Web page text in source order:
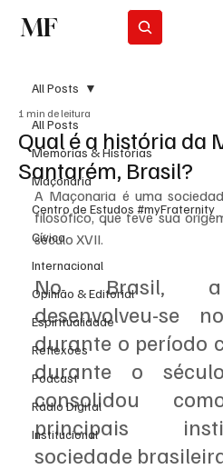
MF
All Posts
Memórias & Histórias
Maçonaria
Centro de Estudos #myFraternity
Cívico
Internacional
Opinião & Editorial
Espiritualidade
Reflexões
Podcast
Rádio Digital
Institucional
All Posts
Qual é a história da
Santarém, Brasil?
1 min de leitura
A Maçonaria é uma
filosófico, que teve sua
século XVII.
No Brasil, a
desenvolveu-se
durante o período
durante o
consolidou
principais
sociedade